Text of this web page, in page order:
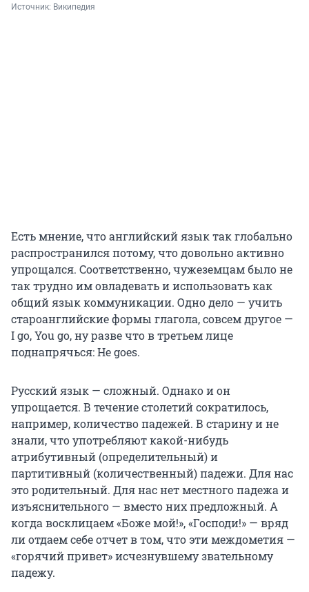
Источник: Википедия
Есть мнение, что английский язык так глобально
распространился потому, что довольно активно
упрощался. Соответственно, чужеземцам было не
так трудно им овладевать и использовать как
общий язык коммуникации. Одно дело — учить
староанглийские формы глагола, совсем другое —
I go, You go, ну разве что в третьем лице
поднапрячься: He goes.
Русский язык — сложный. Однако и он
упрощается. В течение столетий сократилось,
например, количество падежей. В старину и не
знали, что употребляют какой-нибудь
атрибутивный (определительный) и
партитивный (количественный) падежи. Для нас
это родительный. Для нас нет местного падежа и
изъяснительного — вместо них предложный. А
когда восклицаем «Боже мой!», «Господи!» — вряд
ли отдаем себе отчет в том, что эти междометия —
«горячий привет» исчезнувшему звательному
падежу.